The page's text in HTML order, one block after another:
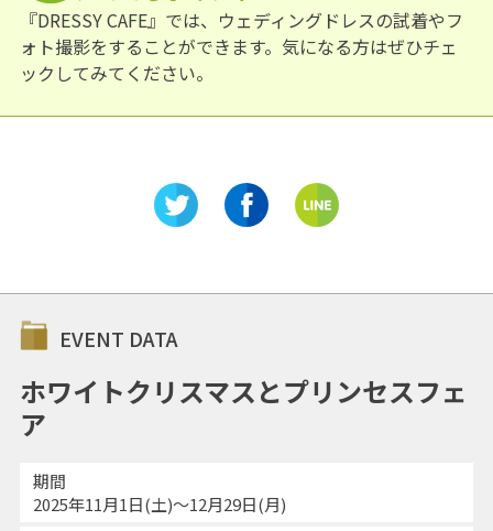
『DRESSY CAFE』では、ウェディングドレスの試着やフ
ォト撮影をすることができます。気になる方はぜひチェ
ックしてみてください。
EVENT DATA
ホワイトクリスマスとプリンセスフェ
ア
期間
2025年11月1日(土)～12月29日(月)